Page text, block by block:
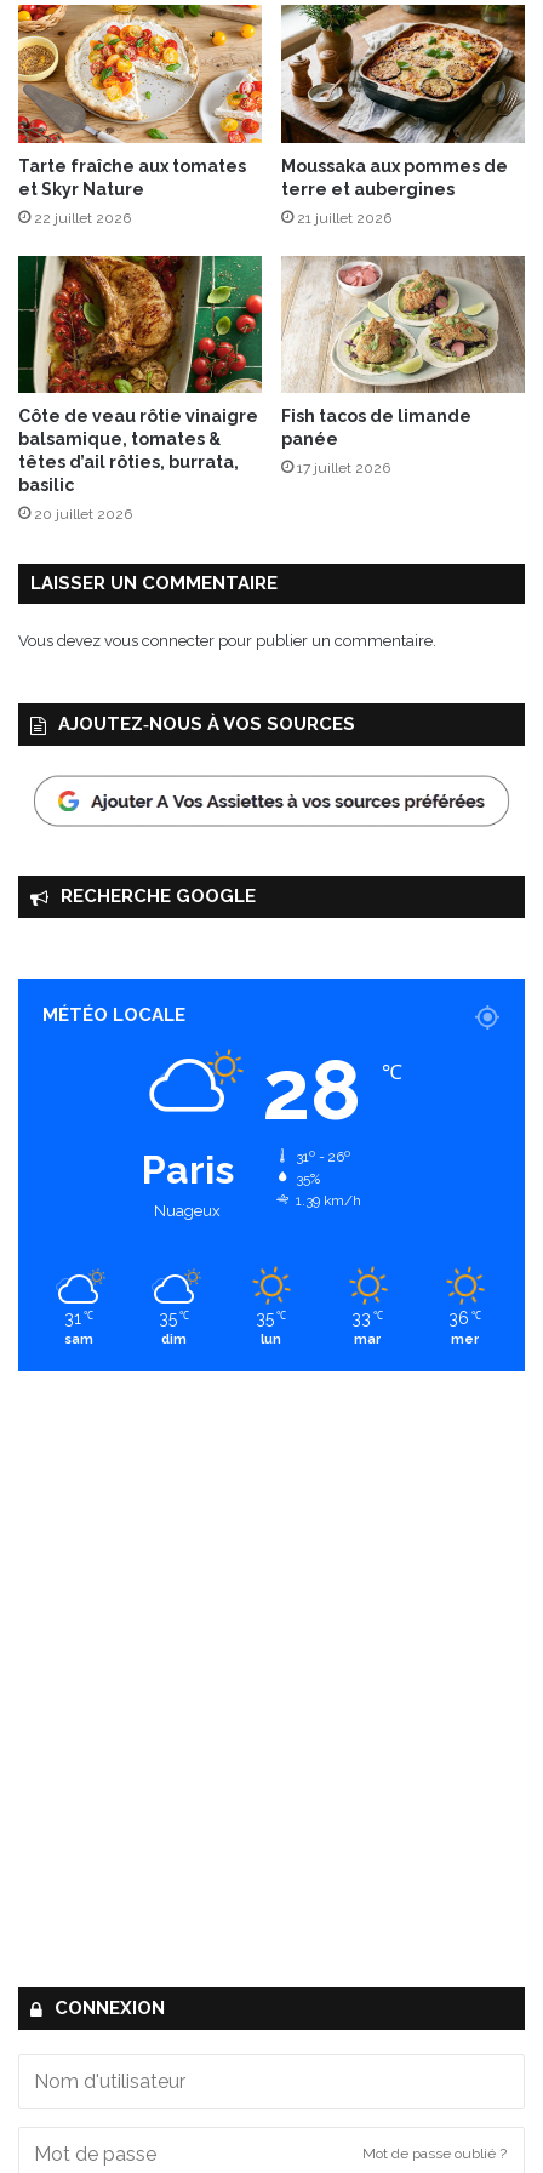
e
n
n
e
2
0
2
4
Tarte fraîche aux tomates
et Skyr Nature
22 juillet 2026
Moussaka aux pommes de
terre et aubergines
21 juillet 2026
Côte de veau rôtie vinaigre
balsamique, tomates &
têtes d’ail rôties, burrata,
basilic
20 juillet 2026
Fish tacos de limande
panée
17 juillet 2026
LAISSER UN COMMENTAIRE
Vous devez vous connecter pour publier un commentaire.
AJOUTEZ‑NOUS À VOS SOURCES
RECHERCHE GOOGLE
MÉTÉO LOCALE
Paris
Nuageux
28 ℃
31º - 26º
35%
1.39 km/h
31 ℃
sam
35 ℃
dim
35 ℃
lun
33 ℃
mar
36 ℃
mer
CONNEXION
Mot de passe oublié ?